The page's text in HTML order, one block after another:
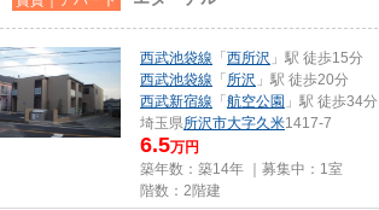
西武池袋線 「 西所沢 」駅 徒歩15分
西武池袋線 「 所沢 」駅 徒歩20分
西武新宿線 「 航空公園 」駅 徒歩34分
埼玉県所沢市大字久米1417-7
6.5万円
築年数：築14年 ｜募集中： 1室
階数：2階建